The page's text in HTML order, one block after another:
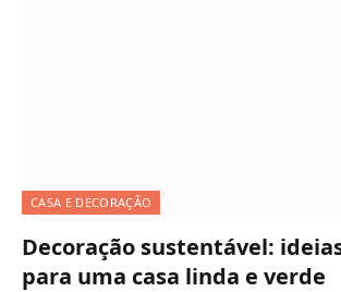
CASA E DECORAÇÃO
Decoração sustentável:
para uma casa linda e verde